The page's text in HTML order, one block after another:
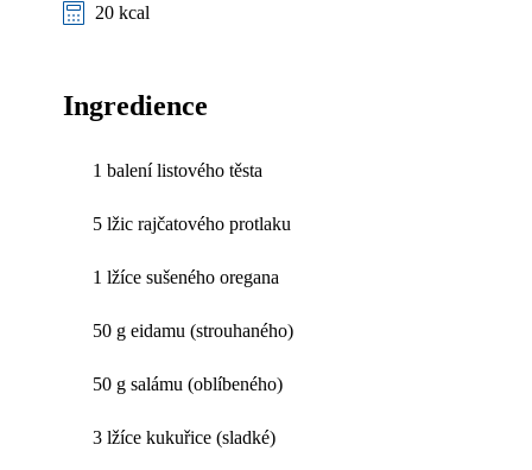
20 kcal
Ingredience
1 balení listového těsta
5 lžic rajčatového protlaku
1 lžíce sušeného oregana
50 g eidamu (strouhaného)
50 g salámu (oblíbeného)
3 lžíce kukuřice (sladké)